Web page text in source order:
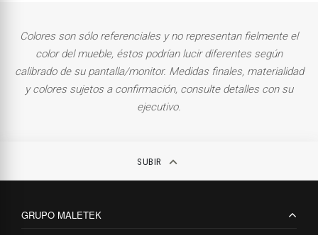
Colores son sólo referenciales y no representan fielmente el
color del mueble, éstos podrían lucir diferentes según
calibrado de su pantalla/monitor. Medidas finales, materialidad
y colores sujetos a confirmación, consulte detalles con su
ejecutivo.
SUBIR keyboard_arrow_up
GRUPO MALETEK